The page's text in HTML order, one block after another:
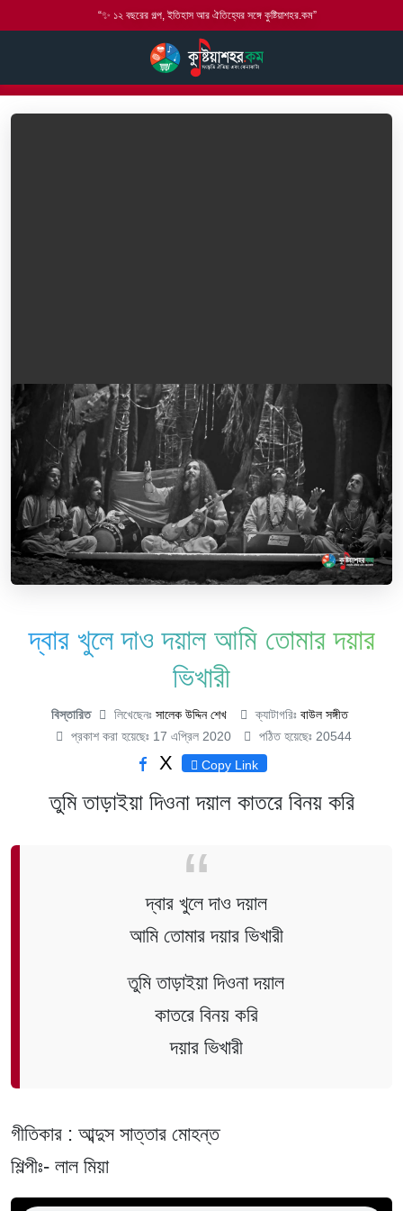
“✨ ১২ বছরের গল্প, ইতিহাস আর ঐতিহ্যের সঙ্গে কুষ্টিয়াশহর.কম”
দ্বার খুলে দাও দয়াল আমি তোমার দয়ার ভিখারী
দ্বার খুলে দাও দয়াল আমি তোমার দয়ার
ভিখারী
বিস্তারিত লিখেছেনঃ সালেক উদ্দিন শেখ ক্যাটাগরিঃ বাউল সঙ্গীত
প্রকাশ করা হয়েছেঃ 17 এপ্রিল 2020
পঠিত হয়েছেঃ 20544
X Copy Link
তুমি তাড়াইয়া দিওনা দয়াল কাতরে বিনয় করি
দ্বার খুলে দাও দয়াল
আমি তোমার দয়ার ভিখারী
তুমি তাড়াইয়া দিওনা দয়াল
কাতরে বিনয় করি
দয়ার ভিখারী
গীতিকার : আব্দুস সাত্তার মোহন্ত
শিল্পীঃ- লাল মিয়া